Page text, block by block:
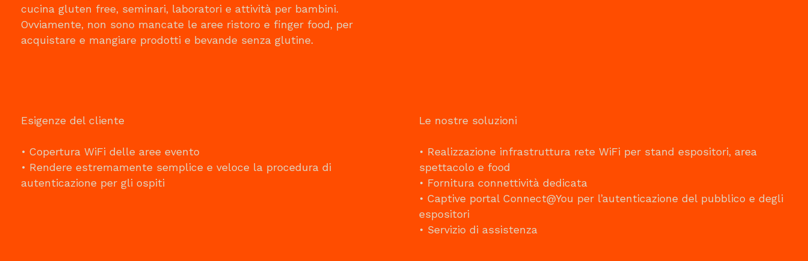
cucina gluten free, seminari, laboratori e attività per bambini.
Ovviamente, non sono mancate le aree ristoro e finger food, per
acquistare e mangiare prodotti e bevande senza glutine.
Esigenze del cliente
• Copertura WiFi delle aree evento
• Rendere estremamente semplice e veloce la procedura di
autenticazione per gli ospiti
Le nostre soluzioni
• Realizzazione infrastruttura rete WiFi per stand espositori, area
spettacolo e food
• Fornitura connettività dedicata
• Captive portal Connect@You per l’autenticazione del pubblico e degli
espositori
• Servizio di assistenza